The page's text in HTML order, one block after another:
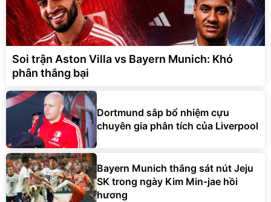
Soi trận Aston Villa vs Bayern Munich: Khó
phân thắng bại
Dortmund sắp bổ nhiệm cựu
chuyên gia phân tích của Liverpool
Bayern Munich thắng sát nút Jeju
SK trong ngày Kim Min-jae hồi
hương